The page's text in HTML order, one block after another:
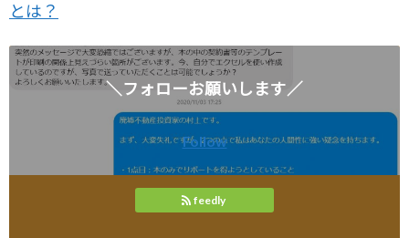
とは？
＼フォローお願いします／
Follow
feedly